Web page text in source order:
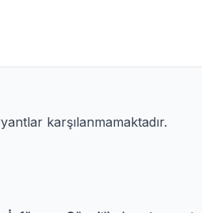
karşılanmamaktadır.